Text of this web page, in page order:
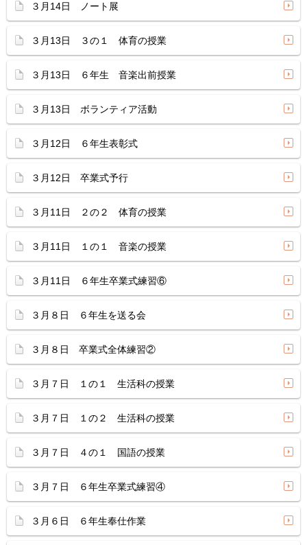
３月14日 ノート展
３月13日 ３の１ 体育の授業
３月13日 ６年生 音楽出前授業
３月13日 ボランティア活動
３月12日 ６年生表彰式
３月12日 卒業式予行
３月11日 ２の２ 体育の授業
３月11日 １の１ 音楽の授業
３月11日 ６年生卒業式練習⑥
３月８日 ６年生を送る会
３月８日 卒業式全体練習②
３月７日 １の１ 生活科の授業
３月７日 １の２ 生活科の授業
３月７日 ４の１ 国語の授業
３月７日 ６年生卒業式練習④
３月６日 ６年生奉仕作業